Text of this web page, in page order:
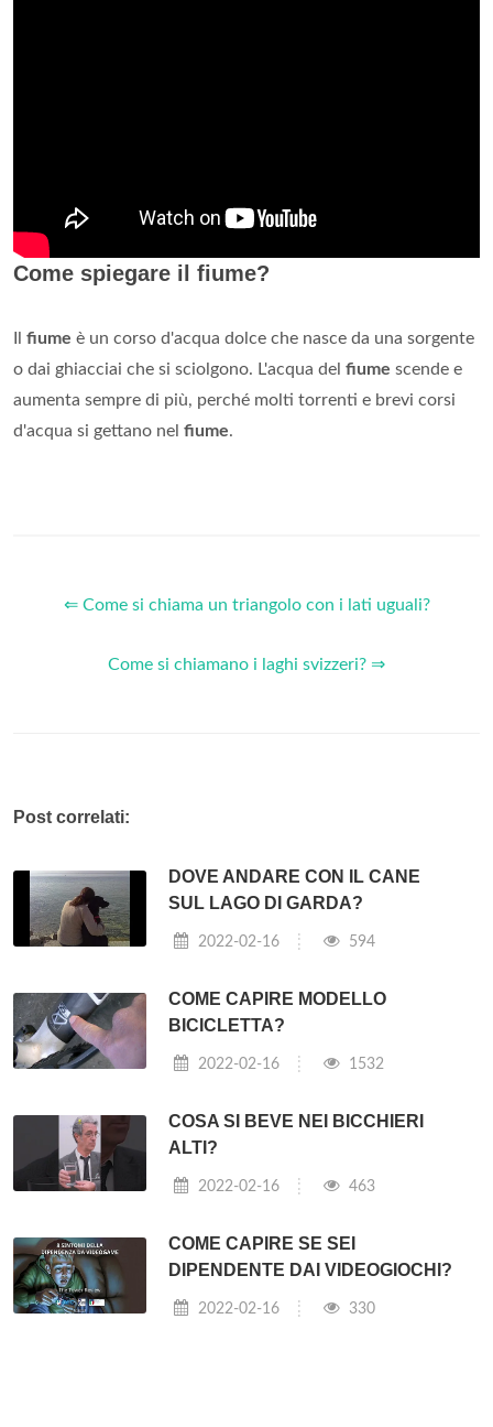
Come spiegare il fiume?
fiume è un corso d'acqua dolce che nasce da una sorgente
o dai ghiacciai che si sciolgono. L'acqua del fiume scende e
aumenta sempre di più, perché molti torrenti e brevi corsi
d'acqua si gettano nel fiume.
⇐ Come si chiama un triangolo con i lati uguali?
Come si chiamano i laghi svizzeri? ⇒
Post correlati:
DOVE ANDARE CON IL CANE
SUL LAGO DI GARDA?
2022-02-16 594
COME CAPIRE MODELLO
BICICLETTA?
2022-02-16 1532
COSA SI BEVE NEI BICCHIERI
ALTI?
2022-02-16 463
COME CAPIRE SE SEI
DIPENDENTE DAI VIDEOGIOCHI?
2022-02-16 330